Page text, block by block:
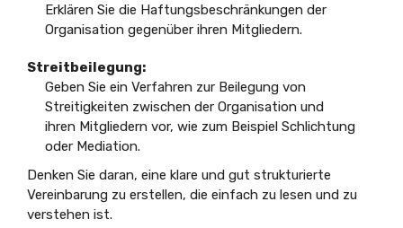
Erklären Sie die Haftungsbeschränkungen der
Organisation gegenüber ihren Mitgliedern.
Streitbeilegung:
Geben Sie ein Verfahren zur Beilegung von
Streitigkeiten zwischen der Organisation und
ihren Mitgliedern vor, wie zum Beispiel Schlichtung
oder Mediation.
Denken Sie daran, eine klare und gut strukturierte
Vereinbarung zu erstellen, die einfach zu lesen und zu
verstehen ist.